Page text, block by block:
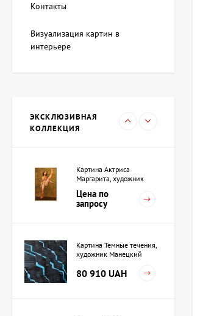
Контакты
Визуализация картин в
интерьере
ЭКСКЛЮЗИВНАЯ
КОЛЛЕКЦИЯ
Виктория
Дмитрий
38 208 UAH
Картина Актриса
Маргарита, художник
Цена по
запросу
Картина Темные течения,
художник Манецкий
80 910 UAH